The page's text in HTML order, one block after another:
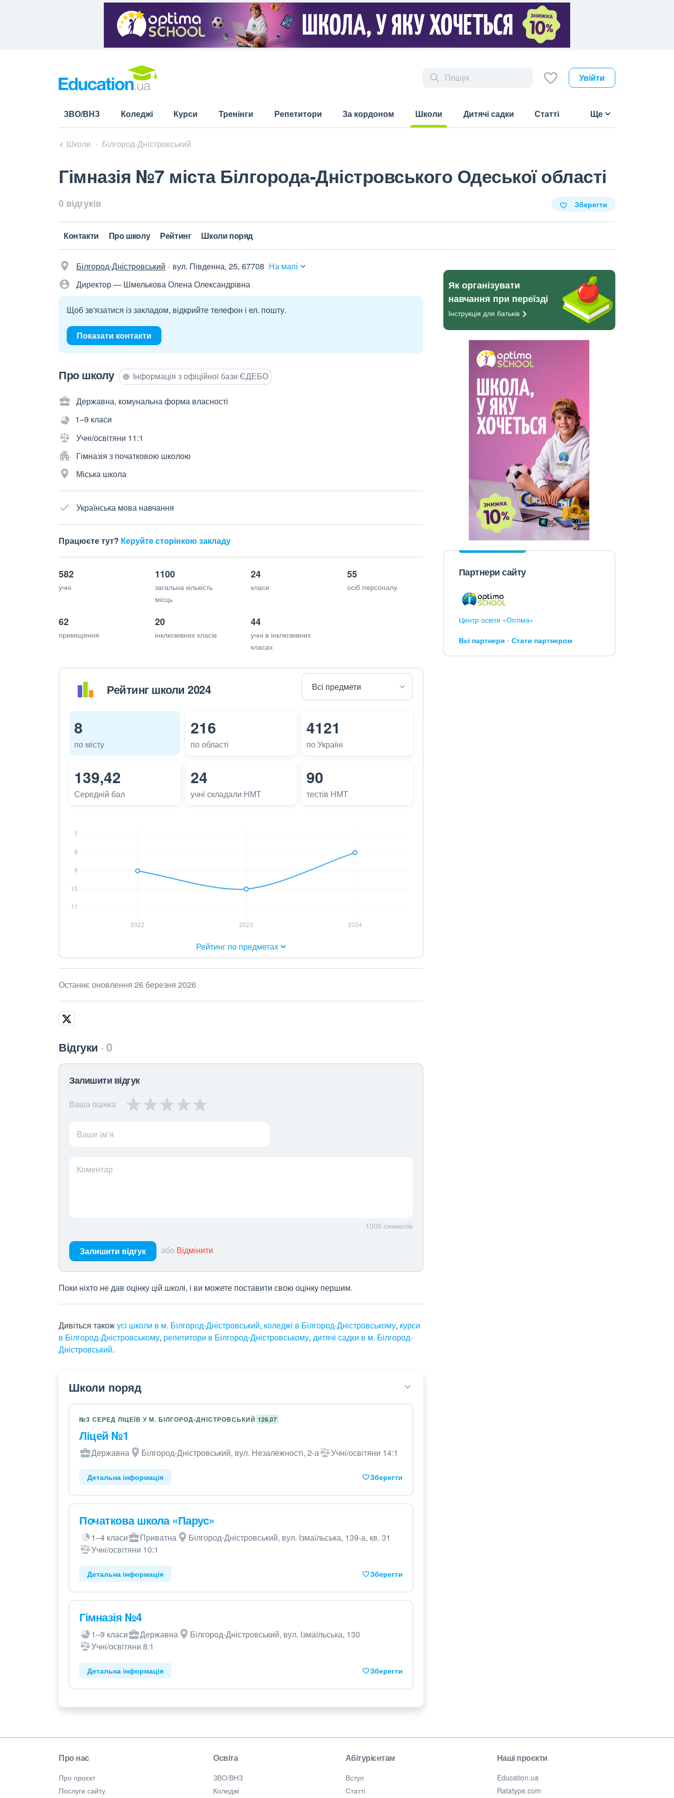
Увійти
ЗВО/ВНЗ Коледжі Курси Тренінги Репетитори За кордоном
Школи
Дитячі садки Статті Ще
Школи Білгород-Дністровський
Гімназія №7 міста Білгорода-Дністровського Одеської області
0 відгуків Зберегти
Контакти Про школу Рейтинг Школи поряд
Білгород-Дністровський вул. Південна, 25, 67708 На мапі
Директор — Шмелькова Олена Олександрівна
Щоб зв'язатися із закладом, відкрийте телефон і ел. пошту.
Показати контакти
Про школу Інформація з офіційної бази ЄДЕБО
Державна, комунальна форма власності
1–9 класи
Учні/освітяни 11:1
Гімназія з початковою школою
Міська школа
Українська мова навчання
Працюєте тут? Керуйте сторінкою закладу
582
учні
1100
загальна кількість
місць
24
класи
55
осіб персоналу
62
приміщення
20
інклюзивних класів
44
учні в інклюзивних
класах
Рейтинг школи 2024
8
по місту
216
по області
4121
по Україні
139,42
Середній бал
24
учні складали НМТ
90
тестів НМТ
Рейтинг по предметах
Останнє оновлення 26 березня 2026
Відгуки 0
Залишити відгук
Ваша оцінка
Ваше ім’я
Коментар
1000 символів
Залишити відгук або Відмінити
Поки ніхто не дав оцінку цій школі, і ви можете поставити свою оцінку першим.
Дивіться такожусі школи в м. Білгород-Дністровський, коледжі в Білгород-Дністровському, курси
в Білгород-Дністровському, репетитори в Білгород-Дністровському, дитячі садки в м. Білгород-
Дністровський.
Школи поряд
№3 СЕРЕД ЛІЦЕЇВ У М. БІЛГОРОД-ДНІСТРОВСЬКИЙ 126,07
Ліцей №1
Державна Білгород-Дністровський, вул. Незалежності, 2-а Учні/освітяни 14:1
Детальна інформація Зберегти
Початкова школа «Парус»
1–4 класи Приватна
Білгород-Дністровський, вул. Ізмаїльська, 139-а, кв. 31
Учні/освітяни 10:1
Детальна інформація Зберегти
Гімназія №4
1–9 класи Державна
Білгород-Дністровський, вул. Ізмаїльська, 130
Учні/освітяни 8:1
Детальна інформація Зберегти
Як організувати
навчання при переїзді
Інструкція для батьків
Партнери сайту
Центр освіти «Оптіма»
Всі партнери Стати партнером
Про нас
Про проєкт
Послуги сайту
Освіта
ЗВО/ВНЗ
Коледжі
Абітурієнтам
Вступ
Статті
Наші проєкти
Education.ua
Ratatype.com